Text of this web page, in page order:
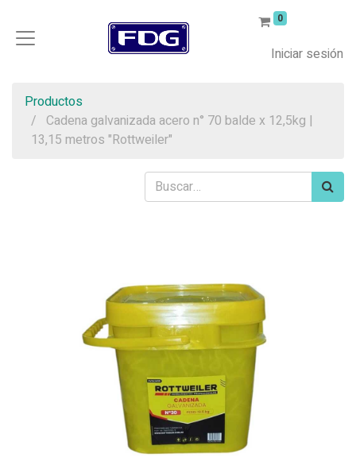
0
Iniciar sesión
Productos
Cadena galvanizada acero n° 70 balde x 12,5kg |
13,15 metros "Rottweiler"